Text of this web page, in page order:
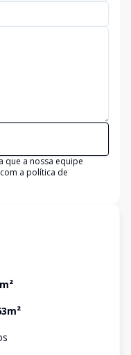
que a nossa equipe
a política de
m²
m²
s